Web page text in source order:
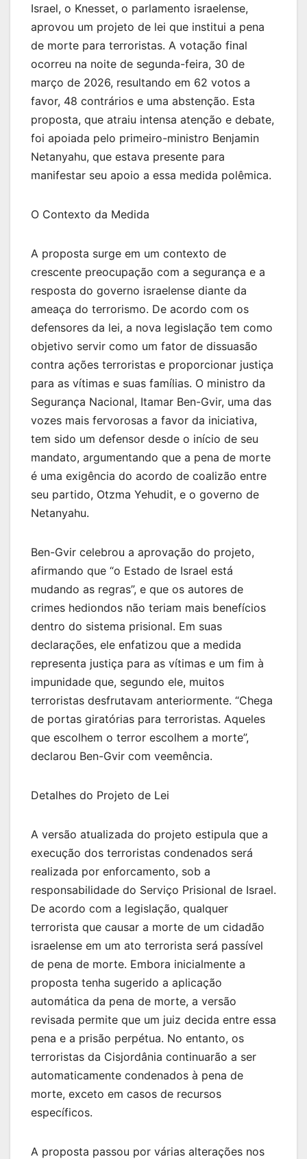
Israel, o Knesset, o parlamento israelense,
aprovou um projeto de lei que institui a pena
de morte para terroristas. A votação final
ocorreu na noite de segunda-feira, 30 de
março de 2026, resultando em 62 votos a
favor, 48 contrários e uma abstenção. Esta
proposta, que atraiu intensa atenção e debate,
foi apoiada pelo primeiro-ministro Benjamin
Netanyahu, que estava presente para
manifestar seu apoio a essa medida polêmica.
O Contexto da Medida
A proposta surge em um contexto de
crescente preocupação com a segurança e a
resposta do governo israelense diante da
ameaça do terrorismo. De acordo com os
defensores da lei, a nova legislação tem como
objetivo servir como um fator de dissuasão
contra ações terroristas e proporcionar justiça
para as vítimas e suas famílias. O ministro da
Segurança Nacional, Itamar Ben-Gvir, uma das
vozes mais fervorosas a favor da iniciativa,
tem sido um defensor desde o início de seu
mandato, argumentando que a pena de morte
é uma exigência do acordo de coalizão entre
seu partido, Otzma Yehudit, e o governo de
Netanyahu.
Ben-Gvir celebrou a aprovação do projeto,
afirmando que “o Estado de Israel está
mudando as regras”, e que os autores de
crimes hediondos não teriam mais benefícios
dentro do sistema prisional. Em suas
declarações, ele enfatizou que a medida
representa justiça para as vítimas e um fim à
impunidade que, segundo ele, muitos
terroristas desfrutavam anteriormente. “Chega
de portas giratórias para terroristas. Aqueles
que escolhem o terror escolhem a morte”,
declarou Ben-Gvir com veemência.
Detalhes do Projeto de Lei
A versão atualizada do projeto estipula que a
execução dos terroristas condenados será
realizada por enforcamento, sob a
responsabilidade do Serviço Prisional de Israel.
De acordo com a legislação, qualquer
terrorista que causar a morte de um cidadão
israelense em um ato terrorista será passível
de pena de morte. Embora inicialmente a
proposta tenha sugerido a aplicação
automática da pena de morte, a versão
revisada permite que um juiz decida entre essa
pena e a prisão perpétua. No entanto, os
terroristas da Cisjordânia continuarão a ser
automaticamente condenados à pena de
morte, exceto em casos de recursos
específicos.
A proposta passou por várias alterações nos